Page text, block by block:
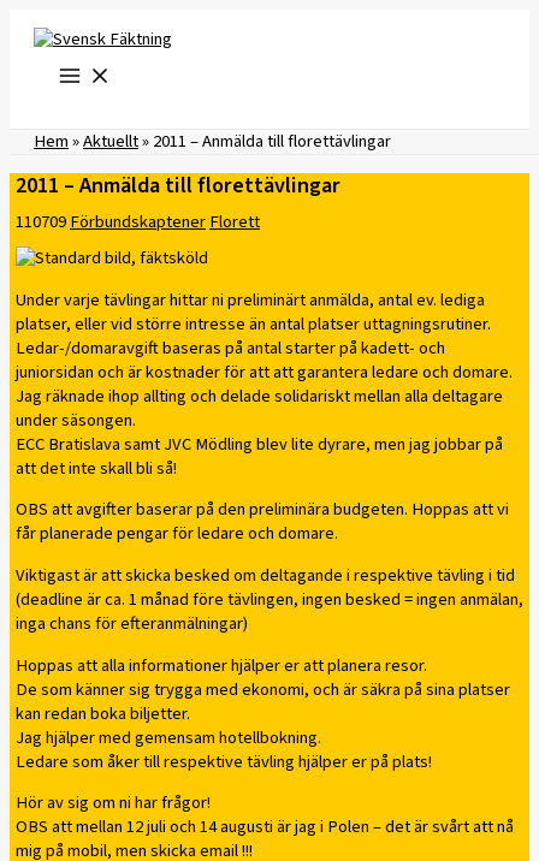
innehåll
Hem»Aktuellt»2011 – Anmälda till florettävlingar
2011 – Anmälda till florettävlingar
110709FörbundskaptenerFlorett
Under varje tävlingar hittar ni preliminärt anmälda, antal ev. lediga
platser, eller vid större intresse än antal platser uttagningsrutiner.
Ledar-/domaravgift baseras på antal starter på kadett- och
juniorsidan och är kostnader för att att garantera ledare och domare.
Jag räknade ihop allting och delade solidariskt mellan alla deltagare
under säsongen.
ECC Bratislava samt JVC Mödling blev lite dyrare, men jag jobbar på
att det inte skall bli så!
OBS att avgifter baserar på den preliminära budgeten. Hoppas att vi
får planerade pengar för ledare och domare.
Viktigast är att skicka besked om deltagande i respektive tävling i tid
(deadline är ca. 1 månad före tävlingen, ingen besked = ingen anmälan,
inga chans för efteranmälningar)
Hoppas att alla informationer hjälper er att planera resor.
De som känner sig trygga med ekonomi, och är säkra på sina platser
kan redan boka biljetter.
Jag hjälper med gemensam hotellbokning.
Ledare som åker till respektive tävling hjälper er på plats!
Hör av sig om ni har frågor!
OBS att mellan 12 juli och 14 augusti är jag i Polen – det är svårt att nå
mig på mobil, men skicka email !!!